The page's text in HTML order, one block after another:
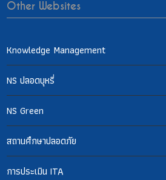
Other Websites
Knowledge Management
NS ปลอดบุหรี่
NS Green
สถานศึกษาปลอดภัย
การประเมิน ITA